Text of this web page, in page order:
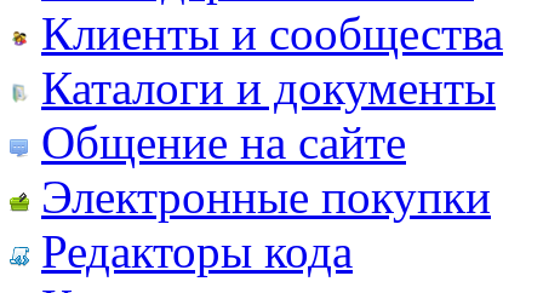
Клиенты и сообщества
Каталоги и документы
Общение на сайте
Электронные покупки
Редакторы кода